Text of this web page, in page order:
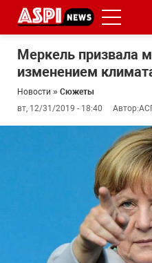
Меркель призвала
изменением
Новости » Сюжеты
вт, 12/31/2019 - 18:40
Автор:
корупцією
#гфс